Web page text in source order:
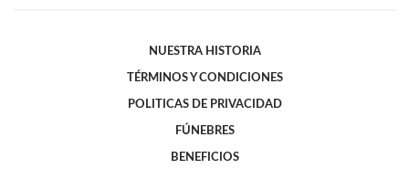
NUESTRA HISTORIA
TÉRMINOS Y CONDICIONES
POLITICAS DE PRIVACIDAD
FÚNEBRES
BENEFICIOS